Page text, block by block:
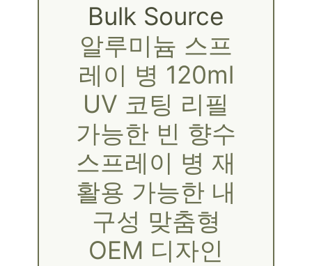
Bulk Source
알루미늄 스프
레이 병 120ml
UV 코팅 리필
가능한 빈 향수
스프레이 병 재
활용 가능한 내
구성 맞춤형
OEM 디자인